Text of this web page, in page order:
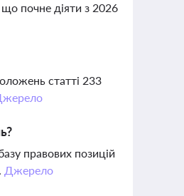
почне діяти з 2026
статті 233
правових позицій
Джерело